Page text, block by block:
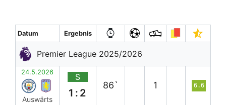
Datum Ergebnis
Premier League 2025/2026
24.5.2026
Auswärts
S
1:2
86` 1 6.6